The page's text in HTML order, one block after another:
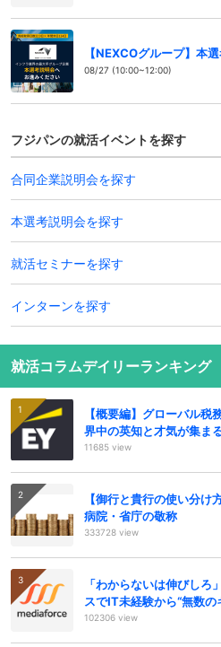
【NEXCOグループ】本
08/27 (10:00~12:00)
フジパンの就活イベントを探す
合同企業説明会を探す
本選考説明会を探す
就活セミナーを探す
インターンを探す
就活コラムデイリーランキング
【概要編】グローバル税
界中の英知と才気が集ま
11685 view
【御行と貴行の使い分け
病院・省庁の敬称
333728 view
「わからないは伸びしろ
スでIT未経験から“無数の
102306 view